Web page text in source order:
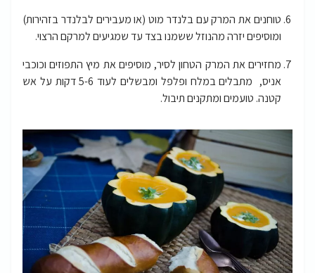
טוחנים את המרק עם בלנדר מוט (או מעבירים לבלנדר בזהירות)
ומוסיפים יזרה מהנוזל ששמנו בצד עד שמגיעים למרקם הרצוי.
מחזירים את המרק הטחון לסיר, מוסיפים את מיץ התפוזים וכוכבי
אניס, מתבלים במלח ופלפל ומבשלים לעוד 5-6 דקות על אש
קטנה. טועמים ומתקנים תיבול.